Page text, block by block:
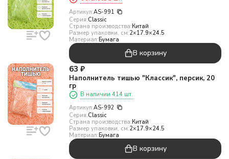
Артикул:AS-991
Серия:Classic
Страна производства:Китай
Размер упаковки, см:2×17.9×24.5
Материал:Бумага
В корзину
63 ₽
Наполнитель тишью "Классик", персик, 20
гр
В наличии 414 шт.
Артикул:AS-992
Серия:Classic
Страна производства:Китай
Размер упаковки, см:2×17.9×24.5
Материал:Бумага
В корзину